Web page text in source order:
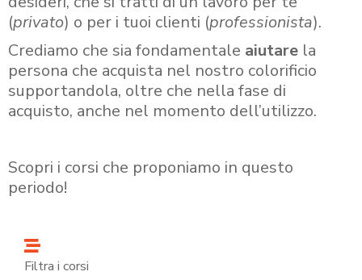
(privato) o per i tuoi clienti (professionista).
Crediamo che sia fondamentale aiutare la
persona che acquista nel nostro colorificio
supportandola, oltre che nella fase di
acquisto, anche nel momento dell’utilizzo.
Scopri i corsi che proponiamo in questo
periodo!
Filtra i corsi